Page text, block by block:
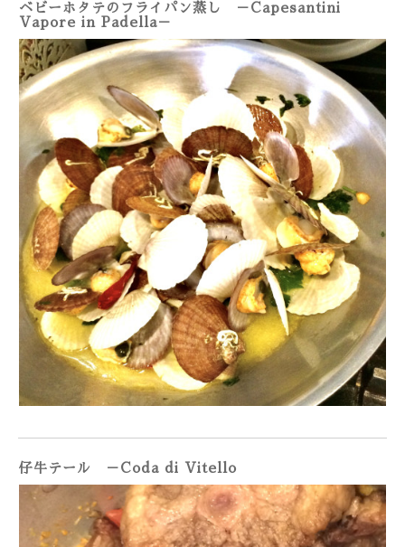
ベビーホタテのフライパン蒸し －Capesantini
Vapore in Padella－
仔牛テール －Coda di Vitello